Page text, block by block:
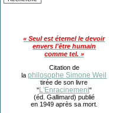
« Seul est éternel le devoir
envers l'être humain
comme tel. »
Citation de
laphilosophe Simone Weil
tirée de son livre
"L'Enracinement"
(éd. Gallimard) publié
en 1949 après sa mort.